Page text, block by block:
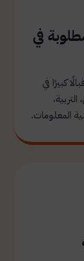
في
كبيرًا في
المعلومات.